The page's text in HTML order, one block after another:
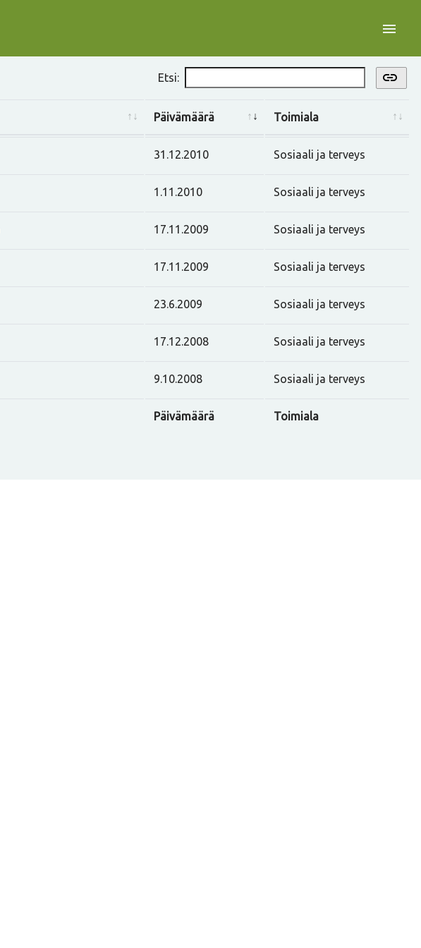
menu
link
Etsi:
Päivämäärä Toimiala
Päivämäärä Toimiala
31.12.2010 Sosiaali ja terveys
1.11.2010 Sosiaali ja terveys
17.11.2009 Sosiaali ja terveys
17.11.2009 Sosiaali ja terveys
23.6.2009 Sosiaali ja terveys
17.12.2008 Sosiaali ja terveys
9.10.2008 Sosiaali ja terveys